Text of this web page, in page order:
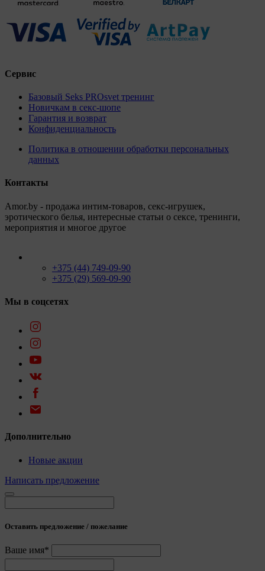
Сервис
Базовый Seks PROsvet тренинг
Новичкам в секс-шопе
Гарантия и возврат
Конфиденциальность
Политика в отношении обработки персональных
данных
Контакты
Amor.by - продажа интим-товаров, секс-игрушек,
эротического белья, интересные статьи о сексе, тренинги,
мероприятия и многое другое
+375 (44) 749-09-90
+375 (29) 569-09-90
Мы в соцсетях
Дополнительно
Новые акции
Написать предложение
Оставить предложение / пожелание
Ваше имя*